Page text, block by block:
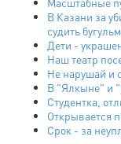
В Казани за
судить
Дети -
Наш театр
Не нарушай и
В "Ялкыне" и
Студентка,
Открывается
Срок - за